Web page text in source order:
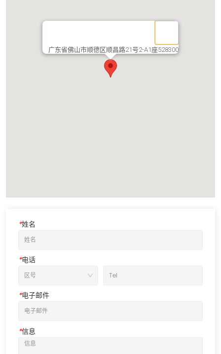
广东省佛山市顺德区顺昌路21号2-A1座528300
*姓名
*电话
*电子邮件
*信息